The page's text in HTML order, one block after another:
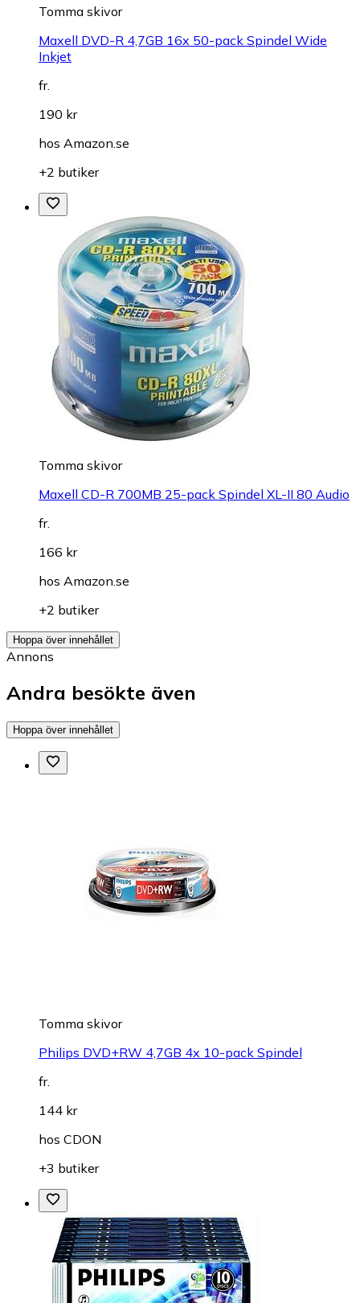
Tomma skivor
Maxell DVD-R 4,7GB 16x 50-pack Spindel Wide
Inkjet
fr.
190 kr
hos Amazon.se
+2 butiker
Tomma skivor
Maxell CD-R 700MB 25-pack Spindel XL-II 80 Audio
fr.
166 kr
hos Amazon.se
+2 butiker
Hoppa över innehållet
Annons
Andra besökte även
Hoppa över innehållet
Tomma skivor
Philips DVD+RW 4,7GB 4x 10-pack Spindel
fr.
144 kr
hos CDON
+3 butiker